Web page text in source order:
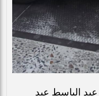
الباسط عبد